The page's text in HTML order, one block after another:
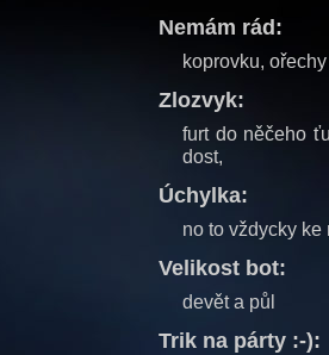
Nemám rád:
koprovku,
Zlozvyk:
furt do něčeho
dost,
Úchylka:
no to vždycky
Velikost bot:
devět a půl
Trik na párty :-):